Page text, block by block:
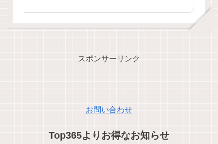
スポンサーリンク
お問い合わせ
Top365よりお得なお知らせ